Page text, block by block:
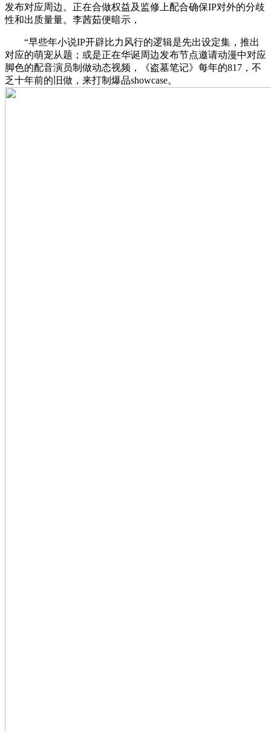
发布对应周边。正在合做权益及监修上配合确保IP对外的分歧
性和出质量量。李茜茹便暗示，
“早些年小说IP开辟比力风行的逻辑是先出设定集，推出
对应的萌宠从题；或是正在华诞周边发布节点邀请动漫中对应
脚色的配音演员制做动态视频，《盗墓笔记》每年的817，不
乏十年前的旧做，来打制爆品showcase。